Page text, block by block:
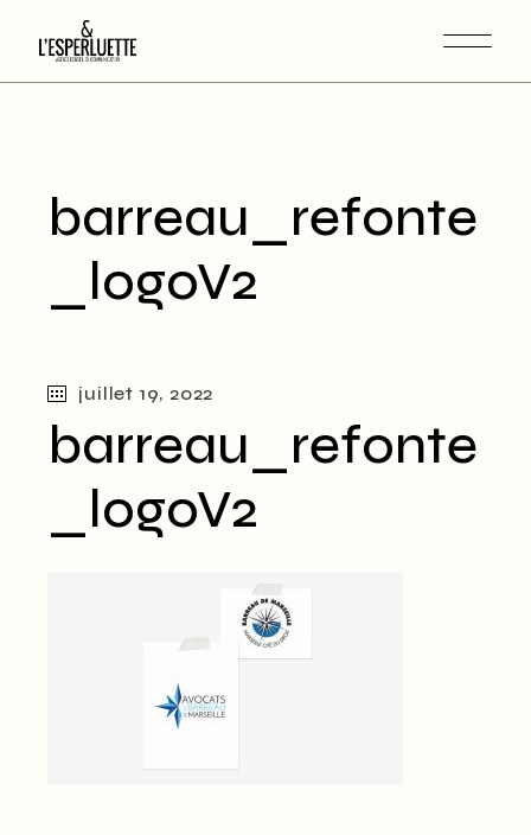
barreau_refonte
_logoV2
juillet 19, 2022
barreau_refonte
_logoV2